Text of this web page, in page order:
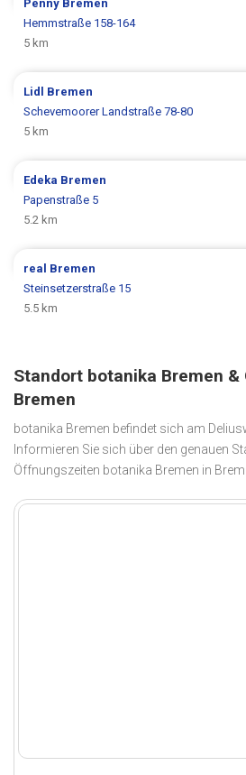
Penny Bremen
Hemmstraße 158-164
5 km
Lidl Bremen
Schevemoorer Landstraße 78-80
5 km
Edeka Bremen
Papenstraße 5
5.2 km
real Bremen
Steinsetzerstraße 15
5.5 km
Standort botanika Bremen
Bremen
botanika Bremen befindet sich am
Informieren Sie sich über den genauen
Öffnungszeiten botanika Bremen in